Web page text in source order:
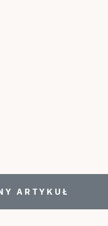
ARTYKUŁ:
ARTYKUŁ